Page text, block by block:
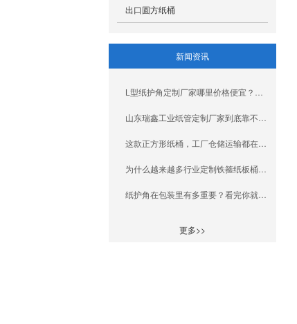
出口圆方纸桶
新闻资讯
L型纸护角定制厂家哪里价格便宜？来看看瑞鑫包装厂家
山东瑞鑫工业纸管定制厂家到底靠不靠谱？一文给你讲清楚
这款正方形纸桶，工厂仓储运输都在用！来山东瑞鑫包装厂家看看
为什么越来越多行业定制铁箍纸板桶选山东瑞鑫包装厂家？
纸护角在包装里有多重要？看完你就明白了！
更多>>